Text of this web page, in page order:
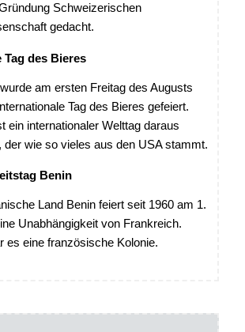
Schweizerischen
gedacht.
Tag des Bieres
am ersten Freitag des Augusts
Tag des Bieres gefeiert.
ein internationaler Welttag daraus
der wie so vieles aus den USA stammt.
Benin
Land Benin feiert seit 1960 am 1.
Unabhängigkeit von Frankreich.
es eine französische Kolonie.